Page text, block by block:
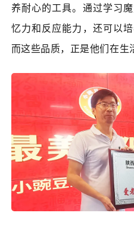
养耐心的工具。通过学习
忆力和反应能力，还可以
而这些品质，正是他们在生